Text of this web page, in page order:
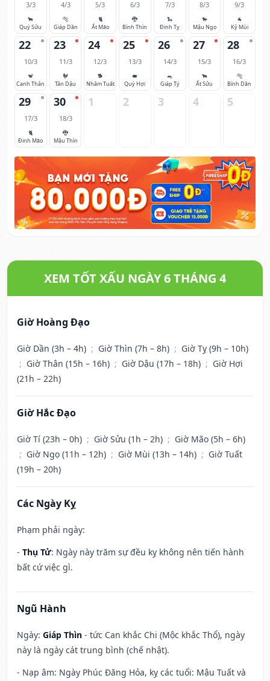
3/3
🐂
Quý Sửu
4/3
🐅
Giáp Dần
5/3
🐈
Ất Mão
6/3
🐉
Bính Thìn
7/3
🐍
Đinh Tỵ
8/3
🐎
Mậu Ngọ
9/3
🐐
Kỷ Mùi
22
10/3
🐒
Canh Thân
23
11/3
🐓
Tân Dậu
24
12/3
🐕
Nhâm Tuất
25
13/3
🐖
Quý Hợi
26
14/3
🐀
Giáp Tý
27
15/3
🐂
Ất Sửu
28
16/3
🐅
Bính Dần
29
17/3
🐈
Đinh Mão
30
18/3
🐉
Mậu Thìn
1 2 3 4 5
XEM TỐT XẤU NGÀY 6 THÁNG 4
Giờ Hoàng Đạo
Giờ Dần (3h – 4h) ; Giờ Thìn (7h – 8h) ; Giờ Tỵ (9h – 10h)
; Giờ Thân (15h – 16h) ; Giờ Dậu (17h – 18h) ; Giờ Hợi
(21h – 22h)
Giờ Hắc Đạo
Giờ Tí (23h – 0h) ; Giờ Sửu (1h – 2h) ; Giờ Mão (5h – 6h)
; Giờ Ngọ (11h – 12h) ; Giờ Mùi (13h – 14h) ; Giờ Tuất
(19h – 20h)
Các Ngày Kỵ
Phạm phải ngày:
- Thụ Tử: Ngày này trăm sự đều kỵ không nên tiến hành
bất cứ việc gì.
Ngũ Hành
Ngày: Giáp Thìn - tức Can khắc Chi (Mộc khắc Thổ), ngày
này là ngày cát trung bình (chế nhật).
- Nạp âm: Ngày Phúc Đăng Hỏa, kỵ các tuổi: Mậu Tuất và